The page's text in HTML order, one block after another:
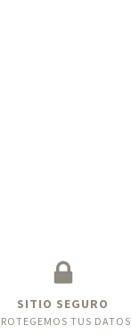
SITIO SEGURO
TUS DATOS